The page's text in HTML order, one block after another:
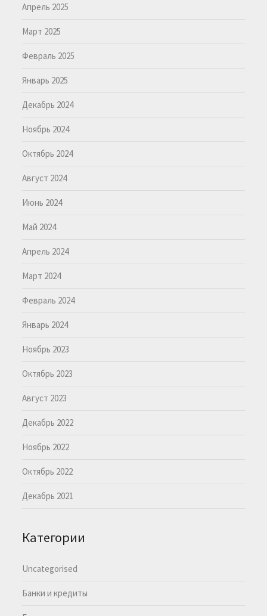
Апрель 2025
Март 2025
Февраль 2025
Январь 2025
Декабрь 2024
Ноябрь 2024
Октябрь 2024
Август 2024
Июнь 2024
Май 2024
Апрель 2024
Март 2024
Февраль 2024
Январь 2024
Ноябрь 2023
Октябрь 2023
Август 2023
Декабрь 2022
Ноябрь 2022
Октябрь 2022
Декабрь 2021
Категории
Uncategorised
Банки и кредиты